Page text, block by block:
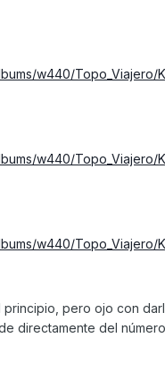
w440/Topo_Viajero/
w440/Topo_Viajero/
w440/Topo_Viajero/
principio, pero ojo con
directamente del